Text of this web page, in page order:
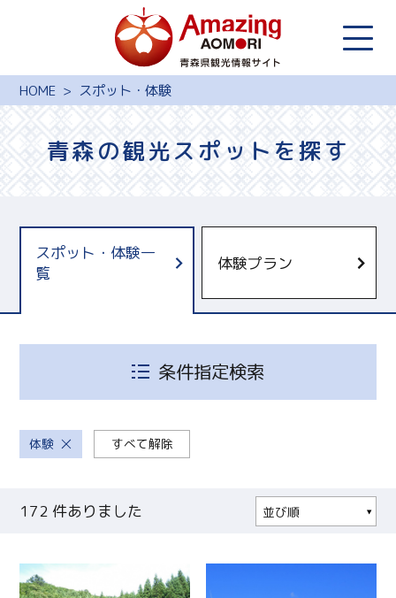
HOME スポット・体験
青森の観光スポットを探す
スポット・体験一
覧
体験プラン
条件指定検索
体験 すべて解除
172 件ありました
並び順